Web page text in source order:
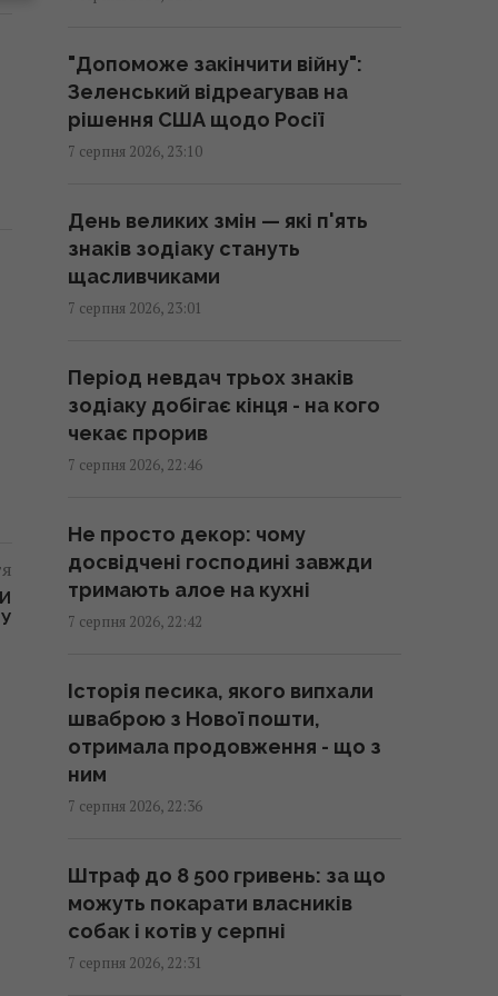
В результаті атаки РФ знищено
найбільший склад засобів
РЕБ не замінить "Петріоти":
Флеш розповів про найбільшу
Що станеться з комп’ютером,
якщо тривалий час не
Суд продовжив тримання під
вартою для Коломойського,
20:39 п'ятниця, 07 серпня 2026
Росія встановила антидронові
сітки на своїх субмаринах,
20:35 п'ятниця, 07 серпня 2026
Що їсти для здоров’я серця:
"Допоможе закінчити війну":
Зеленський відреагував на
рішення США щодо Росії
7 серпня 2026, 23:10
День великих змін — які п'ять
знаків зодіаку стануть
щасливчиками
7 серпня 2026, 23:01
Період невдач трьох знаків
зодіаку добігає кінця - на кого
чекає прорив
7 серпня 2026, 22:46
Не просто декор: чому
досвідчені господині завжди
тримають алое на кухні
7 серпня 2026, 22:42
Історія песика, якого випхали
шваброю з Нової пошти,
отримала продовження - що з
ним
7 серпня 2026, 22:36
Штраф до 8 500 гривень: за що
можуть покарати власників
собак і котів у серпні
7 серпня 2026, 22:31